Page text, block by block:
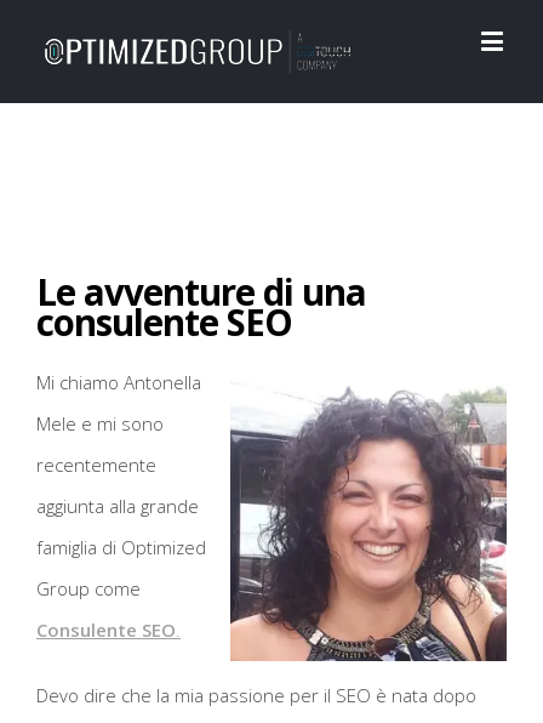
Le avventure di una
consulente SEO
Mi chiamo Antonella
Mele e mi sono
recentemente
aggiunta alla grande
famiglia di Optimized
Group come
Consulente SEO.
Devo dire che la mia passione per il SEO è nata dopo